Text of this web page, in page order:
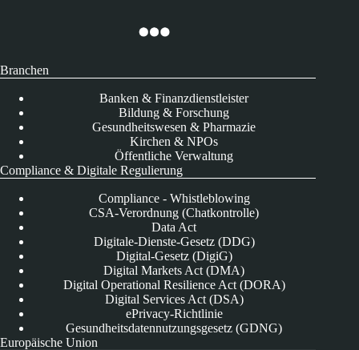
Branchen
Banken & Finanzdienstleister
Bildung & Forschung
Gesundheitswesen & Pharmazie
Kirchen & NPOs
Öffentliche Verwaltung
Compliance & Digitale Regulierung
Compliance - Whistleblowing
CSA-Verordnung (Chatkontrolle)
Data Act
Digitale-Dienste-Gesetz (DDG)
Digital-Gesetz (DigiG)
Digital Markets Act (DMA)
Digital Operational Resilience Act (DORA)
Digital Services Act (DSA)
ePrivacy-Richtlinie
Gesundheitsdatennutzungsgesetz (GDNG)
Europäische Union